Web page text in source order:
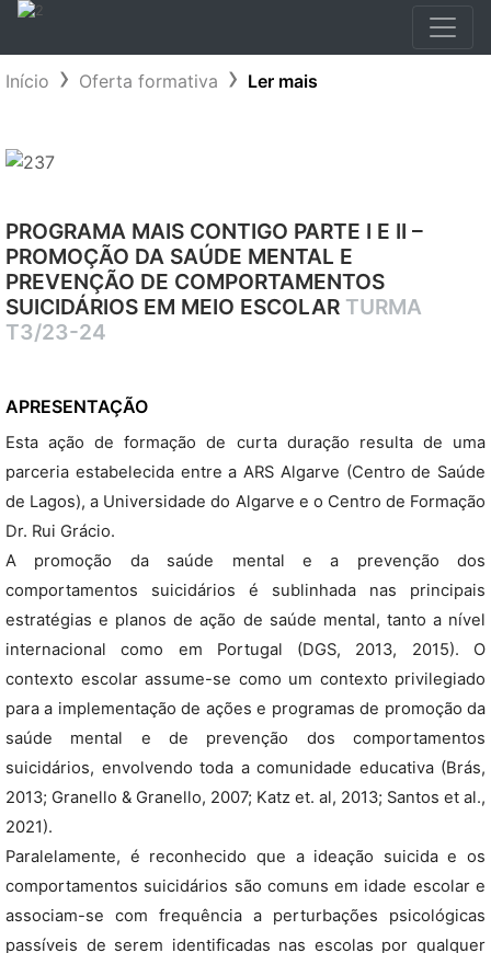
Início Oferta formativa Ler mais
PROGRAMA MAIS CONTIGO PARTE I E II –
PROMOÇÃO DA SAÚDE MENTAL E
PREVENÇÃO DE COMPORTAMENTOS
SUICIDÁRIOS EM MEIO ESCOLAR TURMA
T3/23-24
APRESENTAÇÃO
Esta ação de formação de curta duração resulta de uma
parceria estabelecida entre a ARS Algarve (Centro de Saúde
de Lagos), a Universidade do Algarve e o Centro de Formação
Dr. Rui Grácio.
A promoção da saúde mental e a prevenção dos
comportamentos suicidários é sublinhada nas principais
estratégias e planos de ação de saúde mental, tanto a nível
internacional como em Portugal (DGS, 2013, 2015). O
contexto escolar assume-se como um contexto privilegiado
para a implementação de ações e programas de promoção da
saúde mental e de prevenção dos comportamentos
suicidários, envolvendo toda a comunidade educativa (Brás,
2013; Granello & Granello, 2007; Katz et. al, 2013; Santos et al.,
2021).
Paralelamente, é reconhecido que a ideação suicida e os
comportamentos suicidários são comuns em idade escolar e
associam-se com frequência a perturbações psicológicas
passíveis de serem identificadas nas escolas por qualquer